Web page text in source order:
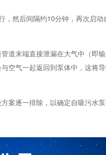
，然后间隔约10分钟，再次启动
道末端直接泄漏在大气中（即
空气一起返回到泵体中，这将
案逐一排除，以确定自吸污水